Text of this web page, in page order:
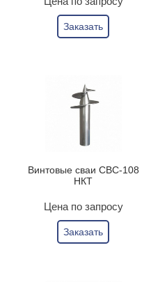
Заказать
Винтовые сваи СВС-108
НКТ
Цена по запросу
Заказать